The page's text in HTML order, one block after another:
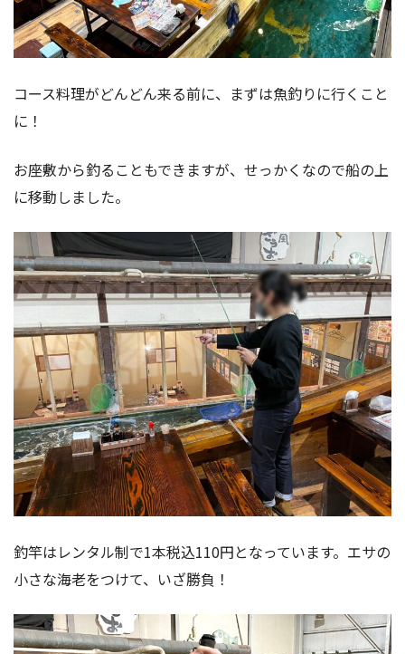
コース料理がどんどん来る前に、まずは魚釣りに行くこと
に！
お座敷から釣ることもできますが、せっかくなので船の上
に移動しました。
釣竿はレンタル制で1本税込110円となっています。エサの
小さな海老をつけて、いざ勝負！